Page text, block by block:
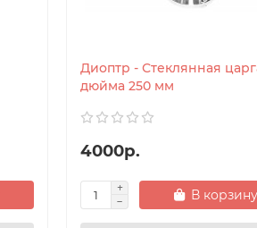
Диоптр - Стеклянная
дюйма 250 мм
4000р.
В корзину